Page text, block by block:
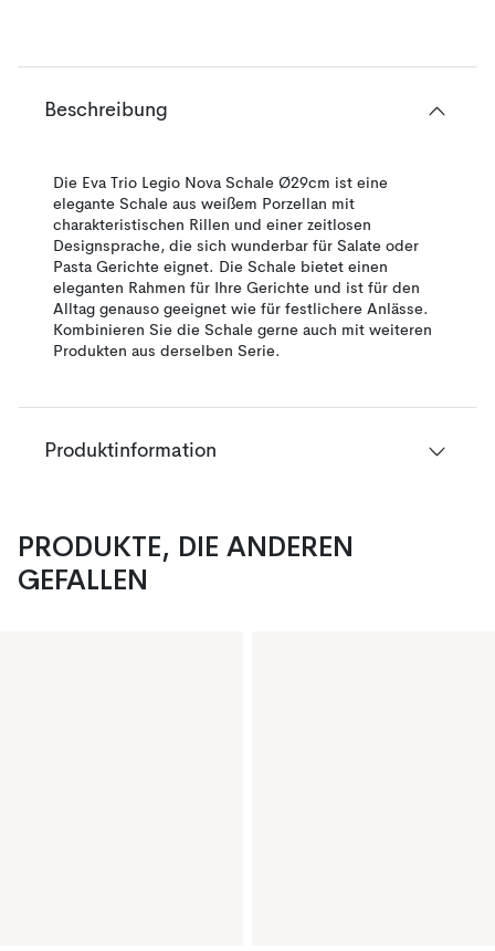
Beschreibung
Die Eva Trio Legio Nova Schale Ø29cm ist eine
elegante Schale aus weißem Porzellan mit
charakteristischen Rillen und einer zeitlosen
Designsprache, die sich wunderbar für Salate oder
Pasta Gerichte eignet. Die Schale bietet einen
eleganten Rahmen für Ihre Gerichte und ist für den
Alltag genauso geeignet wie für festlichere Anlässe.
Kombinieren Sie die Schale gerne auch mit weiteren
Produkten aus derselben Serie.
Produktinformation
PRODUKTE, DIE ANDEREN
GEFALLEN